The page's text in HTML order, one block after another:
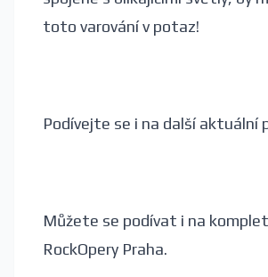
toto varování v potaz!
Podívejte se i na další aktuální
Můžete se podívat i na
RockOpery Praha.